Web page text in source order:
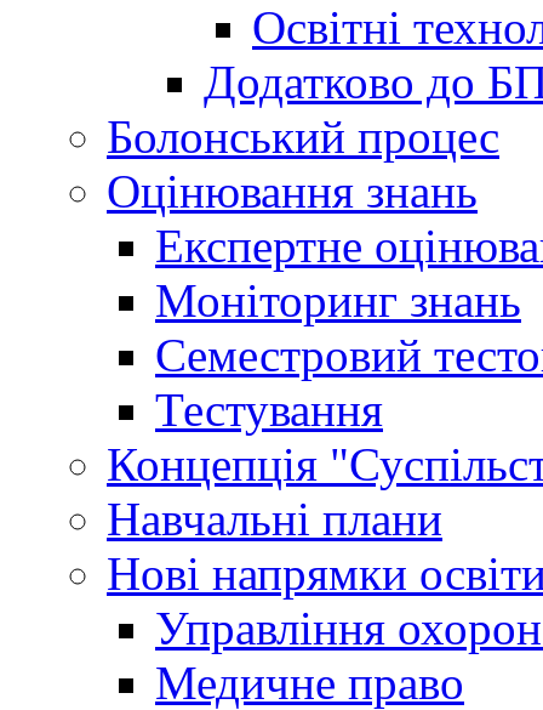
Освітні
Додатково до
Болонський процес
Оцінювання знань
Експертне
Моніторинг знань
Семестровий
Тестування
Концепція
Навчальні плани
Нові напрямки
Управління
Медичне право